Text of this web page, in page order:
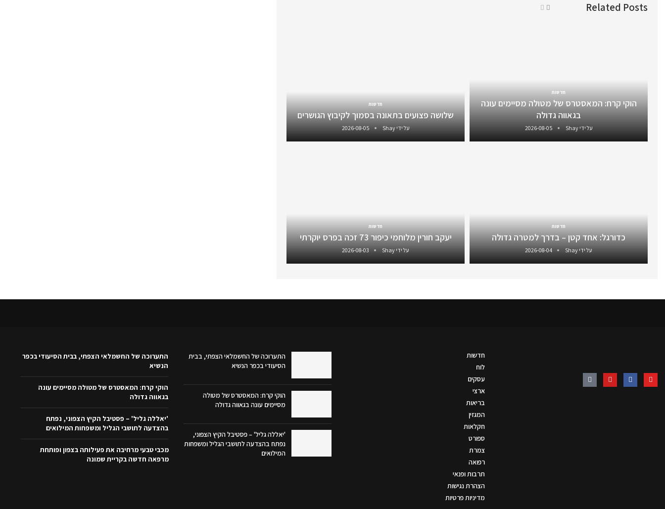
Related Posts
חדשות
הוקי קרח: המאסטרס של מטולה מסיימים עונה
בגאווה גדולה
על ידיShay
2026-08-05
חדשות
שלושה פצועים בתאונה בסמוך לקיבוץ הגושרים
על ידיShay
2026-08-05
חדשות
כדורגל: אחד קטן – בדרך למטרה גדולה
על ידי Shay
2026-08-04
חדשות
יעקב חורין מלוחמי כיפור 73 זכה בפרס יוקרתי
על ידי Shay
2026-08-03
חדשות
לוח
עסקים
ארצי
בריאות
המגזין
חקלאות
ספורט
צמרת
רפואה
תרבות ופנאי
הצהרת נגישות
מדיניות פרטיות
התערוכה של החשמלאי הצפתי, בבית
הסיעודי בכפר הנשיא
הוקי קרח: המאסטרס של מטולה
מסיימים עונה בגאווה גדולה
'יאללה גליל' – פסטיבל הקיץ הצפוני,
נפתח בהצדעה לתושבי הגליל ומשפחות
המילואים
התערוכה של החשמלאי הצפתי, בבית הסיעודי בכפר
הנשיא
הוקי קרח: המאסטרס של מטולה מסיימים עונה
בגאווה גדולה
'יאללה גליל' – פסטיבל הקיץ הצפוני, נפתח
בהצדעה לתושבי הגליל ומשפחות המילואים
מכבי טבעי מרחיבה את פעילותה בצפון ופותחת
מרפאה חדשה בקריית שמונה